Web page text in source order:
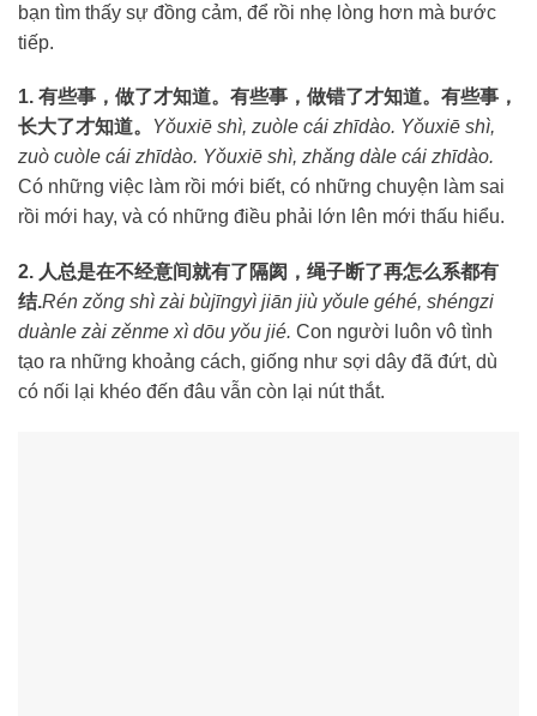
bạn tìm thấy sự đồng cảm, để rồi nhẹ lòng hơn mà bước
tiếp.
1. 有些事，做了才知道。有些事，做错了才知道。有些事，
长大了才知道。 Yǒuxiē shì, zuòle cái zhīdào. Yǒuxiē shì,
zuò cuòle cái zhīdào. Yǒuxiē shì, zhǎng dàle cái zhīdào.
Có những việc làm rồi mới biết, có những chuyện làm sai
rồi mới hay, và có những điều phải lớn lên mới thấu hiểu.
2. 人总是在不经意间就有了隔阂，绳子断了再怎么系都有
结.Rén zǒng shì zài bùjīngyì jiān jiù yǒule géhé, shéngzi
duànle zài zěnme xì dōu yǒu jié. Con người luôn vô tình
tạo ra những khoảng cách, giống như sợi dây đã đứt, dù
có nối lại khéo đến đâu vẫn còn lại nút thắt.